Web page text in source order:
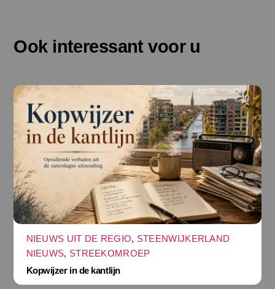
Ook interessant voor u
NIEUWS UIT DE REGIO, STEENWIJKERLAND
NIEUWS, STREEKOMROEP
Kopwijzer in de kantlijn